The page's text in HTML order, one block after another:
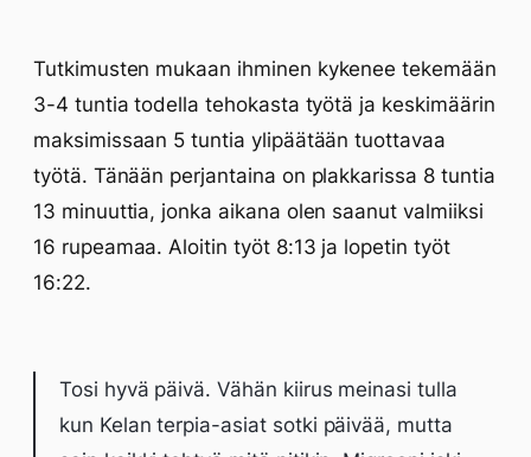
Tutkimusten mukaan ihminen kykenee tekemään
3-4 tuntia todella tehokasta työtä ja keskimäärin
maksimissaan 5 tuntia ylipäätään tuottavaa
työtä. Tänään perjantaina on plakkarissa 8 tuntia
13 minuuttia, jonka aikana olen saanut valmiiksi
16 rupeamaa. Aloitin työt 8:13 ja lopetin työt
16:22.
Tosi hyvä päivä. Vähän kiirus meinasi tulla
kun Kelan terpia-asiat sotki päivää, mutta